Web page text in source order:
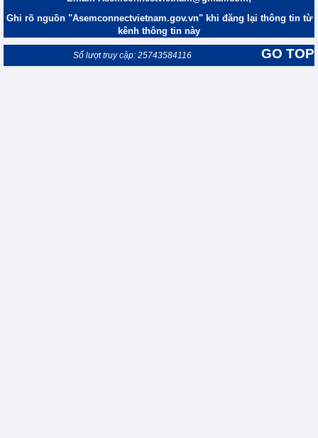
Ghi rõ nguồn "Asemconnectvietnam.gov.vn" khi đăng lại thông tin từ
kênh thông tin này
GO TOP
Số lượt truy cập: 25743584116